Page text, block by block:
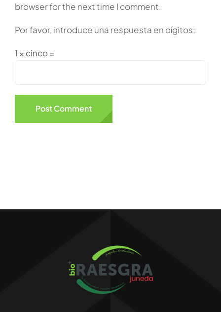
browser for the next time I comment.
Por favor, introduce una respuesta en dígitos:
1 × cinco =